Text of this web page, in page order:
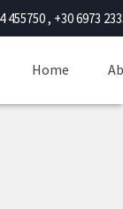
455750 , +30 6973
Home